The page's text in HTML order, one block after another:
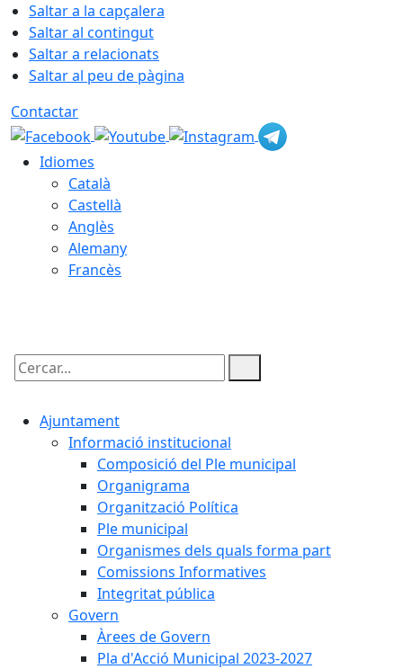
Saltar a la capçalera
Saltar al contingut
Saltar a relacionats
Saltar al peu de pàgina
Contactar
Idiomes
Català
Castellà
Anglès
Alemany
Francès
Cercar:
Ajuntament
Informació institucional
Composició del Ple municipal
Organigrama
Organització Política
Ple municipal
Organismes dels quals forma part
Comissions Informatives
Integritat pública
Govern
Àrees de Govern
Pla d'Acció Municipal 2023-2027